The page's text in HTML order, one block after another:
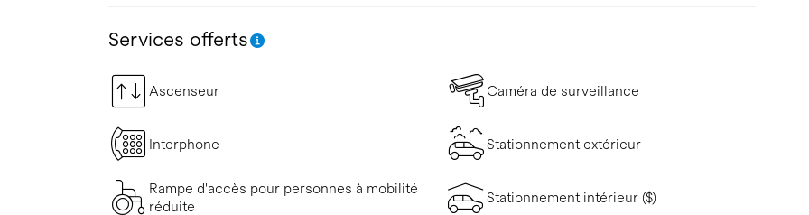
Services offerts
Ascenseur Caméra de surveillance
Interphone Stationnement extérieur
Rampe d'accès pour personnes à mobilité
réduite
Stationnement intérieur ($)